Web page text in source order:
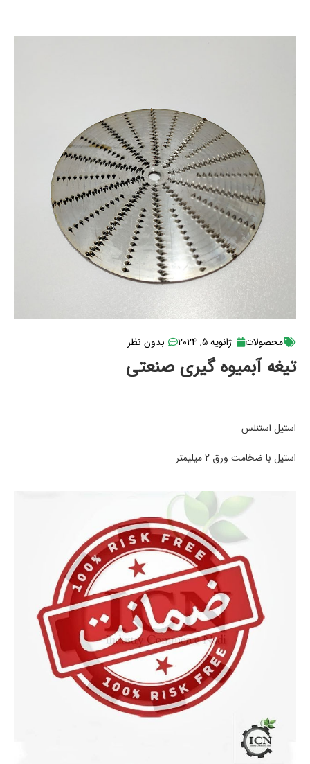
محصولات ژانویه 5, 2024 بدون نظر
تیغه آبمیوه گیری صنعتی
استیل استنلس
استیل با ضخامت ورق 2 میلیمتر